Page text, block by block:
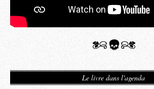
Le livre dans l'agenda